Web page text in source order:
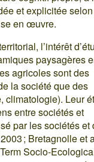
et explicitée selon
en œuvre.
l’intérêt
paysagères
agricoles sont des
la société que des
climatologie). Leur
entre sociétés et
par les sociétés et
; Bretagnolle et
Socio-